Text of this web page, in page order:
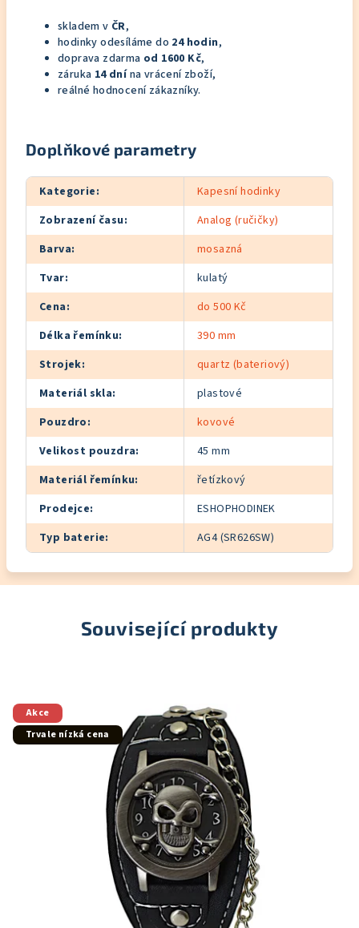
skladem v ČR,
hodinky odesíláme do 24 hodin,
doprava zdarma od 1600 Kč,
záruka 14 dnína vrácení zboží,
reálné hodnocení zákazníky.
Doplňkové parametry
Kategorie:
Kapesní hodinky
Zobrazení času:
Analog (ručičky)
Barva:
mosazná
Tvar:
kulatý
Cena:
do 500 Kč
Délka řemínku:
390 mm
Strojek:
quartz (bateriový)
Materiál skla:
plastové
Pouzdro:
kovové
Velikost pouzdra:
45 mm
Materiál řemínku:
řetízkový
Prodejce:
ESHOPHODINEK
Typ baterie: AG4 (SR626SW)
Související produkty
Akce
Trvale nízká cena